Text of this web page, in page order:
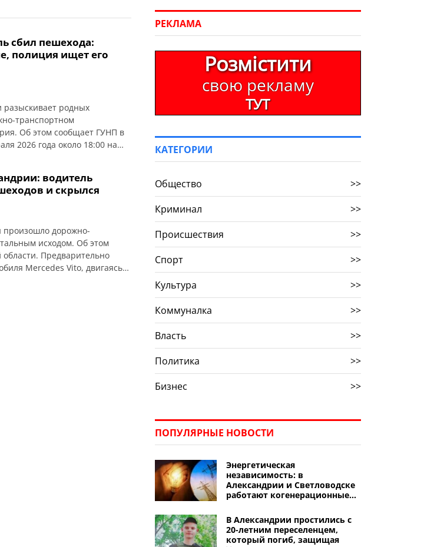
сбил пешехода:
полиция ищет его
разыскивает родных
транспортном
Об этом сообщает ГУНП в
2026 года около 18:00 на
года рождения, который
В […]
водитель
и скрылся
произошло дорожно-
исходом. Об этом
Предварительно
Mercedes Vito, двигаясь
РЕКЛАМА
Розмістити
свою рекламу
ТУТ
КАТЕГОРИИ
Общество
>>
Криминал
>>
Происшествия
>>
Спорт
>>
Культура
>>
Коммуналка
>>
Власть
>>
Политика
>>
Бизнес
>>
ПОПУЛЯРНЫЕ НОВОСТИ
Энергетическая
независимость: в
Александрии и Светловодске
работают когенерационные
В Александрии простились с
20-летним переселенцем,
который погиб, защищая